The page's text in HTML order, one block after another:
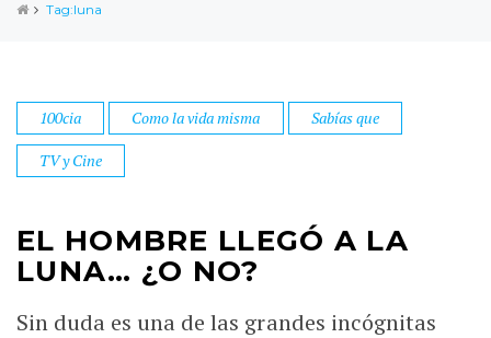
Tag:luna
100cia Como la vida misma Sabías que
TV y Cine
EL HOMBRE LLEGÓ A LA
LUNA… ¿O NO?
Sin duda es una de las grandes incógnitas